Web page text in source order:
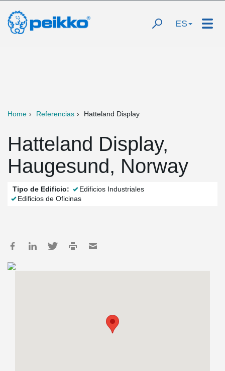
ES
Home Referencias Hatteland Display
Hatteland Display,
Haugesund, Norway
Tipo de Edificio:
Edificios Industriales
Edificios de Oficinas